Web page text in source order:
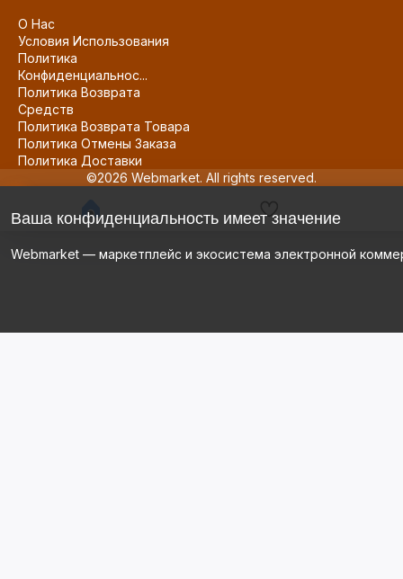
О Нас
Условия Использования
Политика
Конфиденциальнос...
Политика Возврата
Средств
Политика Возврата Товара
Политика Отмены Заказа
Политика Доставки
©2026 Webmarket. All rights reserved.
Ваша конфиденциальность имеет значение
Webmarket — маркетплейс и экосистема электронной